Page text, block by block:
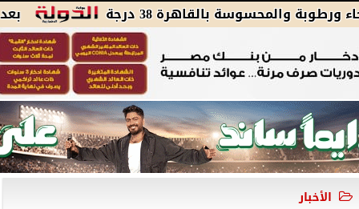
بعد تصدره بالقاهرة 38 درجة
الأخبار